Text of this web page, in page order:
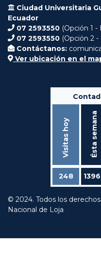
Ciudad Universitaria
Ecuador
07 2593550 (Opción 1 -
07 2593550 (Opción 2
Contáctanos:
Ver ubicación en el
Visitas hoy Ésta semana
248
© 2024. Todos los
Nacional de Loja